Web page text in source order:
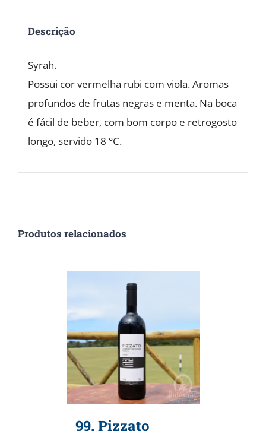
Descrição
Syrah.
Possui cor vermelha rubi com viola. Aromas
profundos de frutas negras e menta. Na boca
é fácil de beber, com bom corpo e retrogosto
longo, servido 18 °C.
Produtos relacionados
99. Pizzato